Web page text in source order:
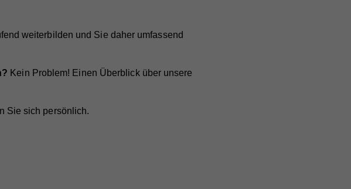
weiterbilden und Sie daher umfassend
Kein Problem! Einen Überblick über unsere
Sie sich persönlich.